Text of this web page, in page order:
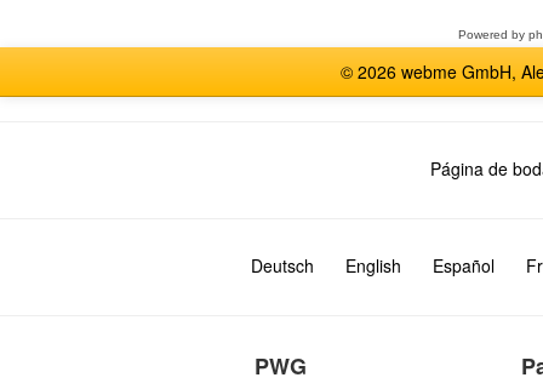
Powered by
© 2026 webme GmbH,
Página de
Deutsch English Español
PWG